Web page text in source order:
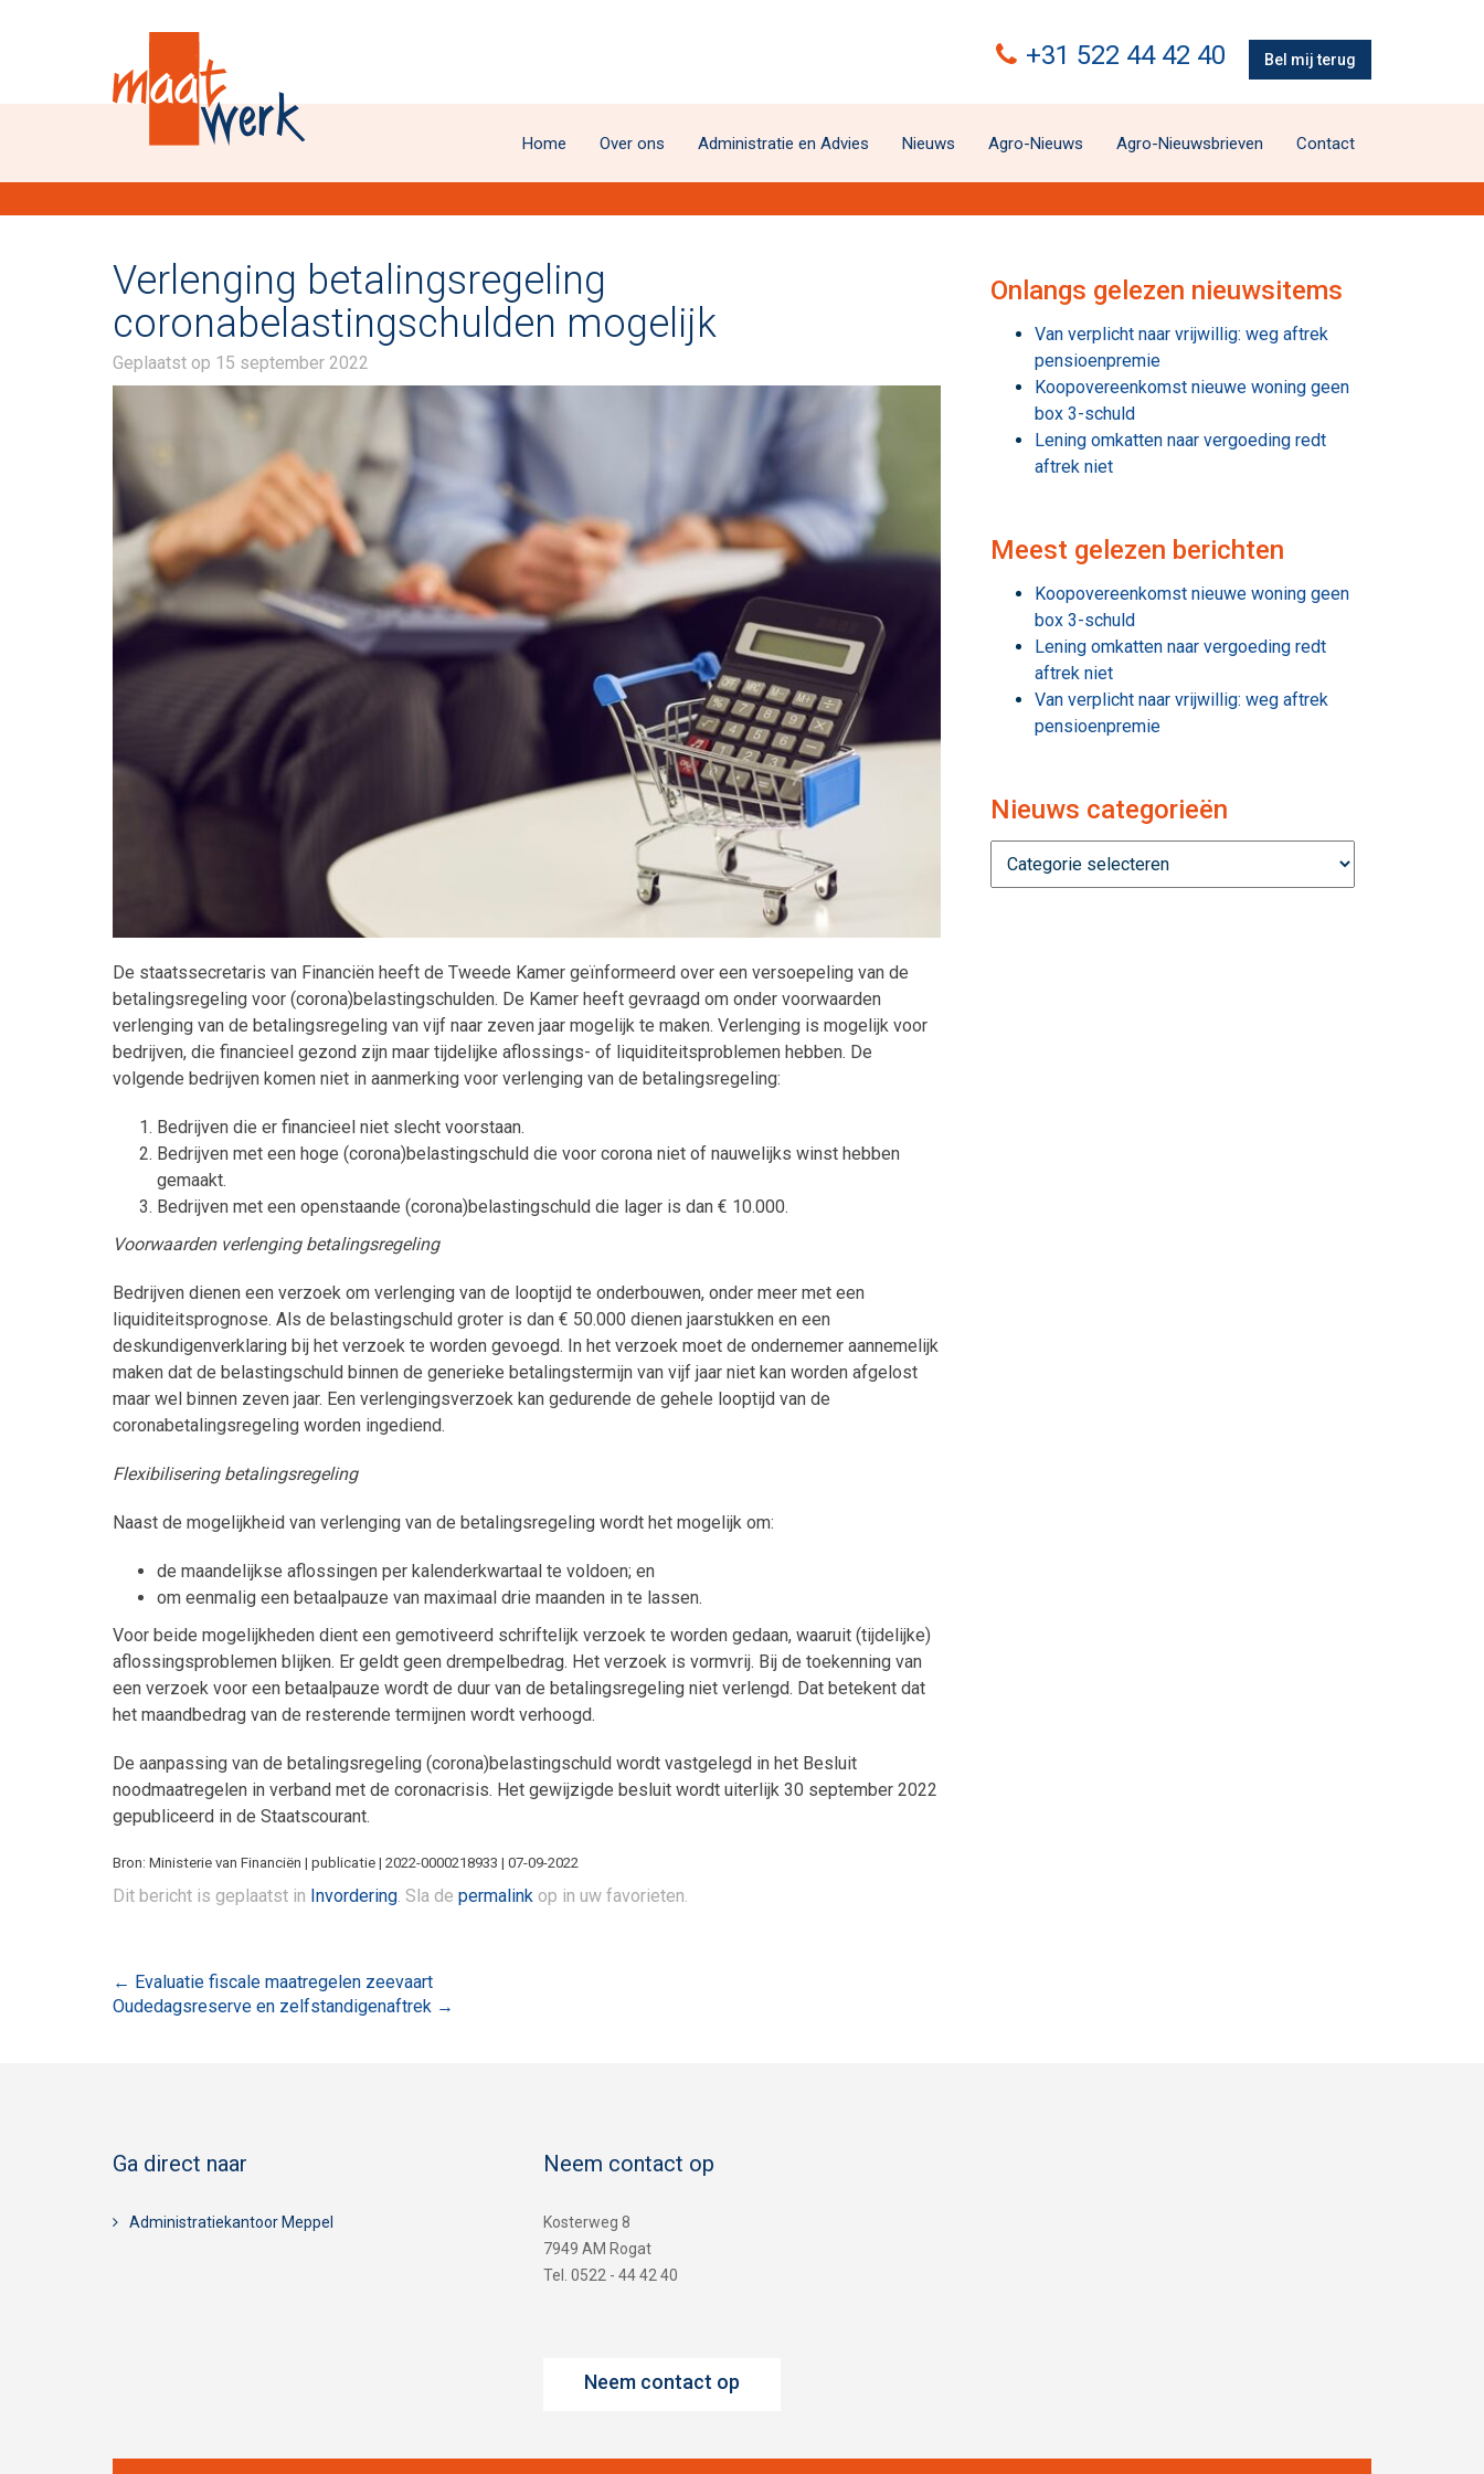
Maatwerk
+31 522 44 42 40 Bel mij terug
Home Over ons Administratie en Advies Nieuws Agro-Nieuws Agro-Nieuwsbrieven Contact
Verlenging betalingsregeling
coronabelastingschulden mogelijk
Geplaatst op 15 september 2022
De staatssecretaris van Financiën heeft de Tweede Kamer geïnformeerd over een versoepeling van de
betalingsregeling voor (corona)belastingschulden. De Kamer heeft gevraagd om onder voorwaarden
verlenging van de betalingsregeling van vijf naar zeven jaar mogelijk te maken. Verlenging is mogelijk voor
bedrijven, die financieel gezond zijn maar tijdelijke aflossings- of liquiditeitsproblemen hebben. De
volgende bedrijven komen niet in aanmerking voor verlenging van de betalingsregeling:
Bedrijven die er financieel niet slecht voorstaan.
Bedrijven met een hoge (corona)belastingschuld die voor corona niet of nauwelijks winst hebben
gemaakt.
Bedrijven met een openstaande (corona)belastingschuld die lager is dan € 10.000.
Voorwaarden verlenging betalingsregeling
Bedrijven dienen een verzoek om verlenging van de looptijd te onderbouwen, onder meer met een
liquiditeitsprognose. Als de belastingschuld groter is dan € 50.000 dienen jaarstukken en een
deskundigenverklaring bij het verzoek te worden gevoegd. In het verzoek moet de ondernemer aannemelijk
maken dat de belastingschuld binnen de generieke betalingstermijn van vijf jaar niet kan worden afgelost
maar wel binnen zeven jaar. Een verlengingsverzoek kan gedurende de gehele looptijd van de
coronabetalingsregeling worden ingediend.
Flexibilisering betalingsregeling
Naast de mogelijkheid van verlenging van de betalingsregeling wordt het mogelijk om:
de maandelijkse aflossingen per kalenderkwartaal te voldoen; en
om eenmalig een betaalpauze van maximaal drie maanden in te lassen.
Voor beide mogelijkheden dient een gemotiveerd schriftelijk verzoek te worden gedaan, waaruit (tijdelijke)
aflossingsproblemen blijken. Er geldt geen drempelbedrag. Het verzoek is vormvrij. Bij de toekenning van
een verzoek voor een betaalpauze wordt de duur van de betalingsregeling niet verlengd. Dat betekent dat
het maandbedrag van de resterende termijnen wordt verhoogd.
De aanpassing van de betalingsregeling (corona)belastingschuld wordt vastgelegd in het Besluit
noodmaatregelen in verband met de coronacrisis. Het gewijzigde besluit wordt uiterlijk 30 september 2022
gepubliceerd in de Staatscourant.
Bron: Ministerie van Financiën | publicatie | 2022-0000218933 | 07-09-2022
Dit bericht is geplaatst in Invordering. Sla de permalink op in uw favorieten.
Bericht
← Evaluatie fiscale maatregelen zeevaart
Oudedagsreserve en zelfstandigenaftrek →
Onlangs gelezen nieuwsitems
Van verplicht naar vrijwillig: weg aftrek
pensioenpremie
Koopovereenkomst nieuwe woning geen
box 3-schuld
Lening omkatten naar vergoeding redt
aftrek niet
Meest gelezen berichten
Koopovereenkomst nieuwe woning geen
box 3-schuld
Lening omkatten naar vergoeding redt
aftrek niet
Van verplicht naar vrijwillig: weg aftrek
pensioenpremie
Nieuws categorieën
categorieën
Ga direct naar
Administratiekantoor Meppel
Neem contact op
Kosterweg 8
7949 AM Rogat
Tel. 0522 - 44 42 40
Neem contact op